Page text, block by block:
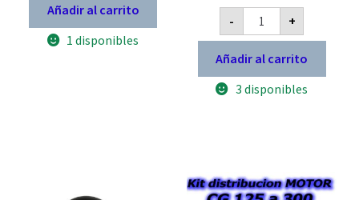
Añadir al carrito
1 disponibles
-
Rectificador
motos
Honda
125
Bross
CG
Elite
cantidad
+
Añadir al carrito
3 disponibles